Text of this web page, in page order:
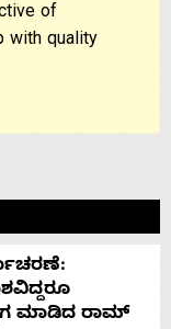
of
with quality
ಮಾಡಿದ ರಾಮ್